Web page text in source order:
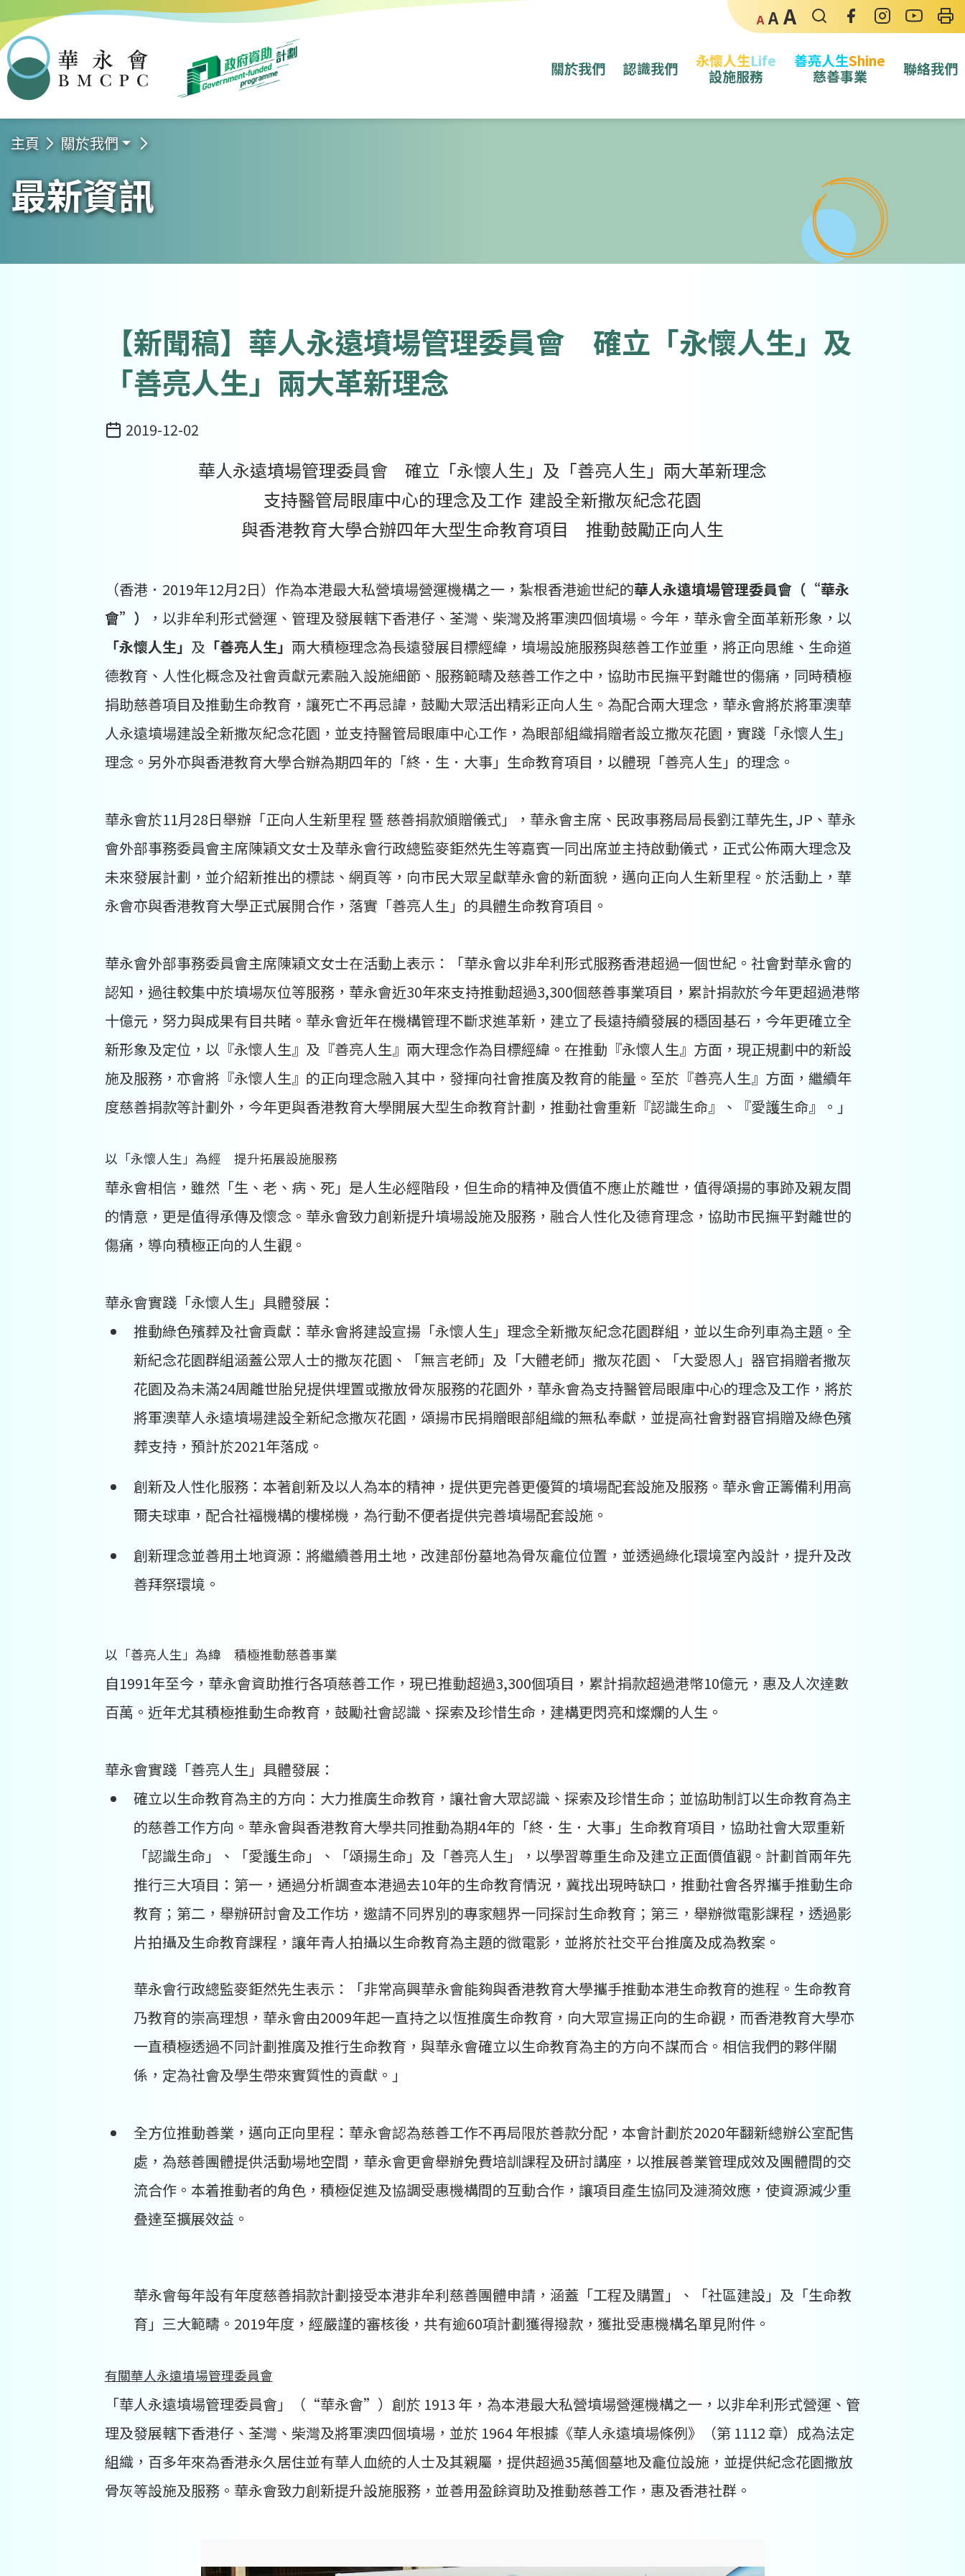
華永會 A A A
關於我們 認識我們 永懷人生Life
設施服務
善亮人生Shine
慈善事業
聯絡我們
主頁 關於我們
最新資訊
【新聞稿】華人永遠墳場管理委員會 確立「永懷人生」及
「善亮人生」兩大革新理念
日期2019-12-02
華人永遠墳場管理委員會 確立「永懷人生」及「善亮人生」兩大革新理念
支持醫管局眼庫中心的理念及工作 建設全新撒灰紀念花園
與香港教育大學合辦四年大型生命教育項目 推動鼓勵正向人生
（香港．2019年12月2日）作為本港最大私營墳場營運機構之一，紮根香港逾世紀的華人永遠墳場管理委員會（“華永
會”）
，以非牟利形式營運、管理及發展轄下香港仔、荃灣、柴灣及將軍澳四個墳場。今年，華永會全面革新形象，以
「永懷人生」 及 「善亮人生」 兩大積極理念為長遠發展目標經緯，墳場設施服務與慈善工作並重，將正向思維、生命道
德教育、人性化概念及社會貢獻元素融入設施細節、服務範疇及慈善工作之中，協助市民撫平對離世的傷痛，同時積極
捐助慈善項目及推動生命教育，讓死亡不再忌諱，鼓勵大眾活出精彩正向人生。為配合兩大理念，華永會將於將軍澳華
人永遠墳場建設全新撒灰紀念花園，並支持醫管局眼庫中心工作，為眼部組織捐贈者設立撒灰花園，實踐「永懷人生」
理念。另外亦與香港教育大學合辦為期四年的「終．生．大事」生命教育項目，以體現「善亮人生」的理念。
華永會於11月28日舉辦「正向人生新里程 暨 慈善捐款頒贈儀式」，華永會主席、民政事務局局長劉江華先生, JP、華永
會外部事務委員會主席陳穎文女士及華永會行政總監麥鉅然先生等嘉賓一同出席並主持啟動儀式，正式公佈兩大理念及
未來發展計劃，並介紹新推出的標誌、網頁等，向市民大眾呈獻華永會的新面貌，邁向正向人生新里程。於活動上，華
永會亦與香港教育大學正式展開合作，落實「善亮人生」的具體生命教育項目。
華永會外部事務委員會主席陳穎文女士在活動上表示：「華永會以非牟利形式服務香港超過一個世紀。社會對華永會的
認知，過往較集中於墳場灰位等服務，華永會近30年來支持推動超過3,300個慈善事業項目，累計捐款於今年更超過港幣
十億元，努力與成果有目共睹。華永會近年在機構管理不斷求進革新，建立了長遠持續發展的穩固基石，今年更確立全
新形象及定位，以『永懷人生』及『善亮人生』兩大理念作為目標經緯。在推動『永懷人生』方面，現正規劃中的新設
施及服務，亦會將『永懷人生』的正向理念融入其中，發揮向社會推廣及教育的能量。至於『善亮人生』方面，繼續年
度慈善捐款等計劃外，今年更與香港教育大學開展大型生命教育計劃，推動社會重新『認識生命』、『愛護生命』。」
以「永懷人生」為經 提升拓展設施服務
華永會相信，雖然「生、老、病、死」是人生必經階段，但生命的精神及價值不應止於離世，值得頌揚的事跡及親友間
的情意，更是值得承傳及懷念。華永會致力創新提升墳場設施及服務，融合人性化及德育理念，協助市民撫平對離世的
傷痛，導向積極正向的人生觀。
華永會實踐「永懷人生」具體發展：
推動綠色殯葬及社會貢獻：華永會將建設宣揚「永懷人生」理念全新撒灰紀念花園群組，並以生命列車為主題。全
新紀念花園群組涵蓋公眾人士的撒灰花園、「無言老師」及「大體老師」撒灰花園、「大愛恩人」器官捐贈者撒灰
花園及為未滿24周離世胎兒提供埋置或撒放骨灰服務的花園外，華永會為支持醫管局眼庫中心的理念及工作，將於
將軍澳華人永遠墳場建設全新紀念撒灰花園，頌揚市民捐贈眼部組織的無私奉獻，並提高社會對器官捐贈及綠色殯
葬支持，預計於2021年落成。
創新及人性化服務：本著創新及以人為本的精神，提供更完善更優質的墳場配套設施及服務。華永會正籌備利用高
爾夫球車，配合社福機構的樓梯機，為行動不便者提供完善墳場配套設施。
創新理念並善用土地資源：將繼續善用土地，改建部份墓地為骨灰龕位位置，並透過綠化環境室內設計，提升及改
善拜祭環境。
以「善亮人生」為緯 積極推動慈善事業
自1991年至今，華永會資助推行各項慈善工作，現已推動超過3,300個項目，累計捐款超過港幣10億元，惠及人次達數
百萬。近年尤其積極推動生命教育，鼓勵社會認識、探索及珍惜生命，建構更閃亮和燦爛的人生。
華永會實踐「善亮人生」具體發展：
確立以生命教育為主的方向：大力推廣生命教育，讓社會大眾認識、探索及珍惜生命；並協助制訂以生命教育為主
的慈善工作方向。華永會與香港教育大學共同推動為期4年的「終．生．大事」生命教育項目，協助社會大眾重新
「認識生命」、「愛護生命」、「頌揚生命」及「善亮人生」，以學習尊重生命及建立正面價值觀。計劃首兩年先
推行三大項目：第一，通過分析調查本港過去10年的生命教育情況，冀找出現時缺口，推動社會各界攜手推動生命
教育；第二，舉辦研討會及工作坊，邀請不同界別的專家翹界一同探討生命教育；第三，舉辦微電影課程，透過影
片拍攝及生命教育課程，讓年青人拍攝以生命教育為主題的微電影，並將於社交平台推廣及成為教案。
華永會行政總監麥鉅然先生表示：「非常高興華永會能夠與香港教育大學攜手推動本港生命教育的進程。生命教育
乃教育的崇高理想，華永會由2009年起一直持之以恆推廣生命教育，向大眾宣揚正向的生命觀，而香港教育大學亦
一直積極透過不同計劃推廣及推行生命教育，與華永會確立以生命教育為主的方向不謀而合。相信我們的夥伴關
係，定為社會及學生帶來實質性的貢獻。」
全方位推動善業，邁向正向里程：華永會認為慈善工作不再局限於善款分配，本會計劃於2020年翻新總辦公室配售
處，為慈善團體提供活動場地空間，華永會更會舉辦免費培訓課程及研討講座，以推展善業管理成效及團體間的交
流合作。本着推動者的角色，積極促進及協調受惠機構間的互動合作，讓項目產生協同及漣漪效應，使資源減少重
叠達至擴展效益。
華永會每年設有年度慈善捐款計劃接受本港非牟利慈善團體申請，涵蓋「工程及購置」、「社區建設」及「生命教
育」三大範疇。2019年度，經嚴謹的審核後，共有逾60項計劃獲得撥款，獲批受惠機構名單見附件。
有關華人永遠墳場管理委員會
「華人永遠墳場管理委員會」（“華永會”）創於 1913 年，為本港最大私營墳場營運機構之一，以非牟利形式營運、管
理及發展轄下香港仔、荃灣、柴灣及將軍澳四個墳場，並於 1964 年根據《華人永遠墳場條例》（第 1112 章）成為法定
組織，百多年來為香港永久居住並有華人血統的人士及其親屬，提供超過35萬個墓地及龕位設施，並提供紀念花園撒放
骨灰等設施及服務。華永會致力創新提升設施服務，並善用盈餘資助及推動慈善工作，惠及香港社群。